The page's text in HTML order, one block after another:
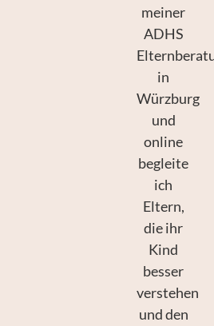
meiner
ADHS
in
Würzburg
und
online
begleite
ich
Eltern,
die ihr
Kind
besser
verstehen
und den